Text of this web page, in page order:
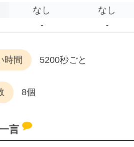
なし なし
- -
時間 5200秒ごと
8個
言